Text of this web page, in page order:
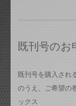
既刊号のお
既刊号を購入され
のうえ、ご希望の
ックス